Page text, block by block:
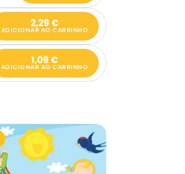
2,29 €
ADICIONAR AO CARRINHO
1,09 €
ADICIONAR AO CARRINHO